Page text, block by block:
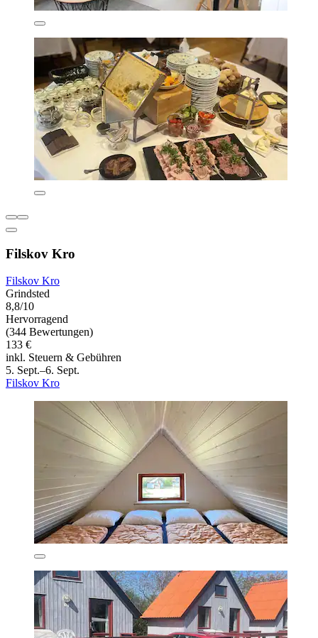
Filskov Kro
Filskov Kro
Grindsted
8,8/10
Hervorragend
(344 Bewertungen)
133 €
inkl. Steuern & Gebühren
5. Sept.–6. Sept.
Filskov Kro